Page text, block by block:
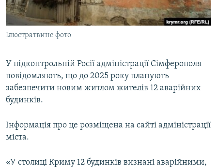
СВІДЧЕННЯ ОКУПАЦІЇ
УКРАЇНСЬКА ПРОБЛЕМА КРИМУ
ІНФОГРАФІКА
Qırımtatar
ДОЛУЧАЙСЯ!
Усі сайти RFE/RL
Ілюстратвине фото
У підконтрольній Росії адміністрації Сімферополя
повідомляють, що до 2025 року планують
забезпечити новим житлом жителів 12 аварійних
будинків.
Інформація про це розміщена на сайті адміністрації
міста.
«У столиці Криму 12 будинків визнані аварійними,